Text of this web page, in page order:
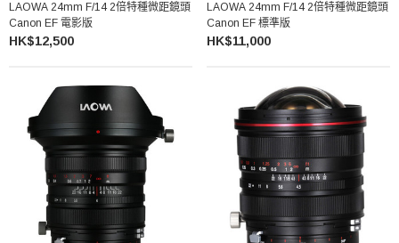
LAOWA 24mm F/14 2倍特種微距鏡頭
Canon EF 電影版
HK$12,500
LAOWA 24mm F/14 2倍特種微距鏡頭
Canon EF 標準版
HK$11,000